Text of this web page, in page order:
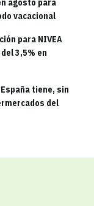
agosto para
vacacional
para NIVEA
3,5% en
tiene, sin
del